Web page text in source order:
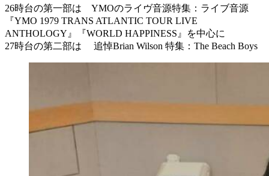
26時台の第一部は YMOのライヴ音源特集：ライブ音源
『YMO 1979 TRANS ATLANTIC TOUR LIVE
ANTHOLOGY』『WORLD HAPPINESS』を中心に
27時台の第二部は 追悼Brian Wilson 特集：The Beach Boys